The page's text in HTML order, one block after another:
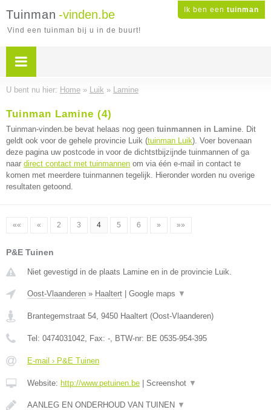
Ik ben een tuinman
Tuinman -vinden.be
Vind een tuinman bij u in de buurt!
U bent nu hier: Home » Luik » Lamine
Tuinman Lamine (4)
Tuinman-vinden.be bevat helaas nog geen tuinmannen in Lamine. Dit
geldt ook voor de gehele provincie Luik (tuinman Luik). Voer bovenaan
deze pagina uw postcode in voor de dichtstbijzijnde tuinmannen of ga
naar direct contact met tuinmannen om via één e-mail in contact te
komen met meerdere tuinmannen tegelijk. Hieronder worden nu overige
resultaten getoond.
«« « 2 3 4 5 6 » »»
P&E Tuinen
Niet gevestigd in de plaats Lamine en in de provincie Luik.
Oost-Vlaanderen » Haaltert Google maps ▼
Brantegemstraat 54, 9450 Haaltert (Oost-Vlaanderen)
Tel: 0474031042, Fax: -, BTW-nr: BE 0535-954-395
E-mail › P&E Tuinen
Website: http://www.petuinen.be Screenshot ▼
AANLEG EN ONDERHOUD VAN TUINEN ▼